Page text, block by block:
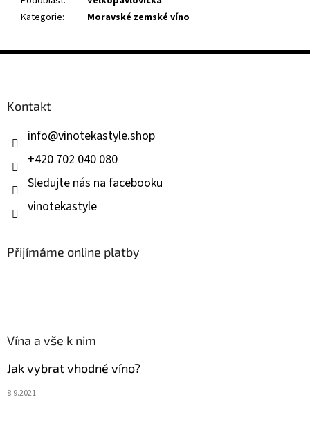
Kategorie: Moravské zemské víno
Z
Kontakt
info@vinotekastyle.shop
+420 702 040 080
Sledujte nás na facebooku
vinotekastyle
Přijímáme online platby
Vína a vše k nim
Jak vybrat vhodné víno?
8.9.2021